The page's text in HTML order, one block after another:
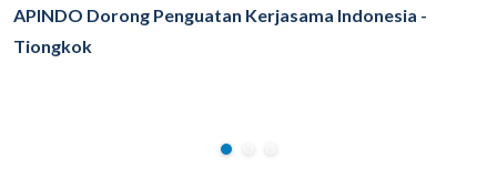
APINDO Dorong Penguatan Kerjasama Indonesia -
Tiongkok